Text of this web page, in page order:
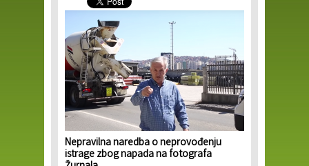
Nepravilna naredba o neprovođenju
istrage zbog napada na fotografa